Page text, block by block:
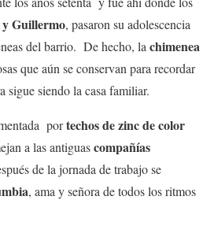
Guillermo, pasaron su adolescencia
del barrio. De hecho, lachimenea
que aún se conservan para recordar
sigue siendo la casa familiar.
portechos de zinc de color
a las antiguascompañías
de la jornada de trabajo se
, ama y señora de todos los ritmos